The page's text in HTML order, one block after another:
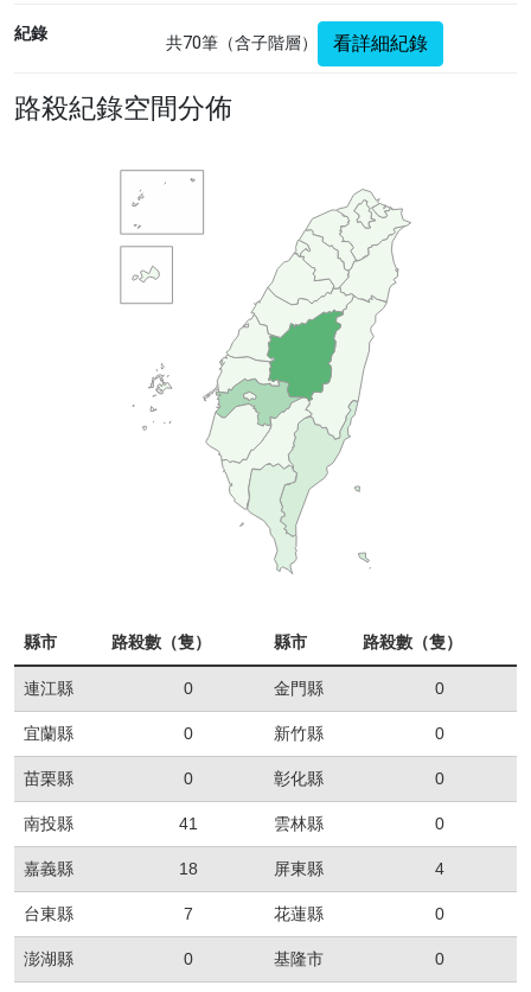
紀錄 共70筆（含子階層） 看詳細紀錄
路殺紀錄空間分佈
縣市 路殺數（隻） 縣市 路殺數（隻）
連江縣 0 金門縣 0
宜蘭縣 0 新竹縣 0
苗栗縣 0 彰化縣 0
南投縣 41 雲林縣 0
嘉義縣 18 屏東縣 4
台東縣 7 花蓮縣 0
澎湖縣 0 基隆市 0